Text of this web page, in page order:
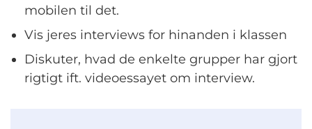
mobilen til det.
Vis jeres interviews for hinanden i klassen
Diskuter, hvad de enkelte grupper har gjort
rigtigt ift. videoessayet om interview.